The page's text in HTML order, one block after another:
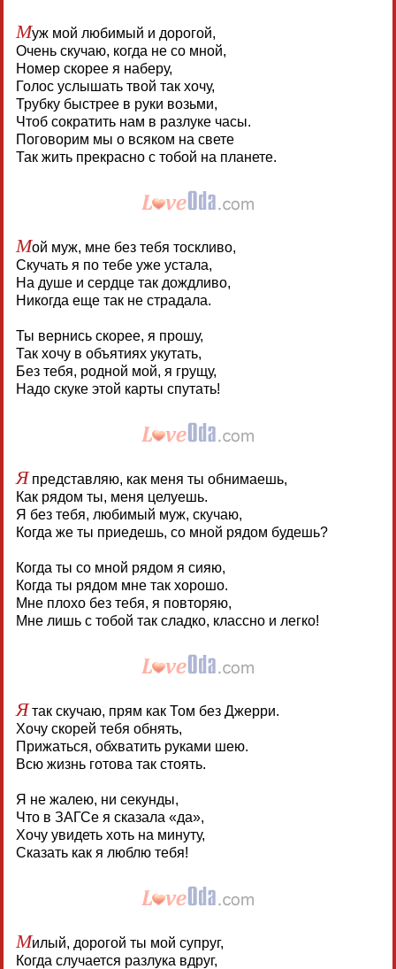
Муж мой любимый и дорогой,
Очень скучаю, когда не со мной,
Номер скорее я наберу,
Голос услышать твой так хочу,
Трубку быстрее в руки возьми,
Чтоб сократить нам в разлуке часы.
Поговорим мы о всяком на свете
Так жить прекрасно с тобой на планете.
Мой муж, мне без тебя тоскливо,
Скучать я по тебе уже устала,
На душе и сердце так дождливо,
Никогда еще так не страдала.
Ты вернись скорее, я прошу,
Так хочу в объятиях укутать,
Без тебя, родной мой, я грущу,
Надо скуке этой карты спутать!
Япредставляю, как меня ты обнимаешь,
Как рядом ты, меня целуешь.
Я без тебя, любимый муж, скучаю,
Когда же ты приедешь, со мной рядом будешь?
Когда ты со мной рядом я сияю,
Когда ты рядом мне так хорошо.
Мне плохо без тебя, я повторяю,
Мне лишь с тобой так сладко, классно и легко!
Ятак скучаю, прям как Том без Джерри.
Хочу скорей тебя обнять,
Прижаться, обхватить руками шею.
Всю жизнь готова так стоять.
Я не жалею, ни секунды,
Что в ЗАГСе я сказала «да»,
Хочу увидеть хоть на минуту,
Сказать как я люблю тебя!
Милый, дорогой ты мой супруг,
Когда случается разлука вдруг,